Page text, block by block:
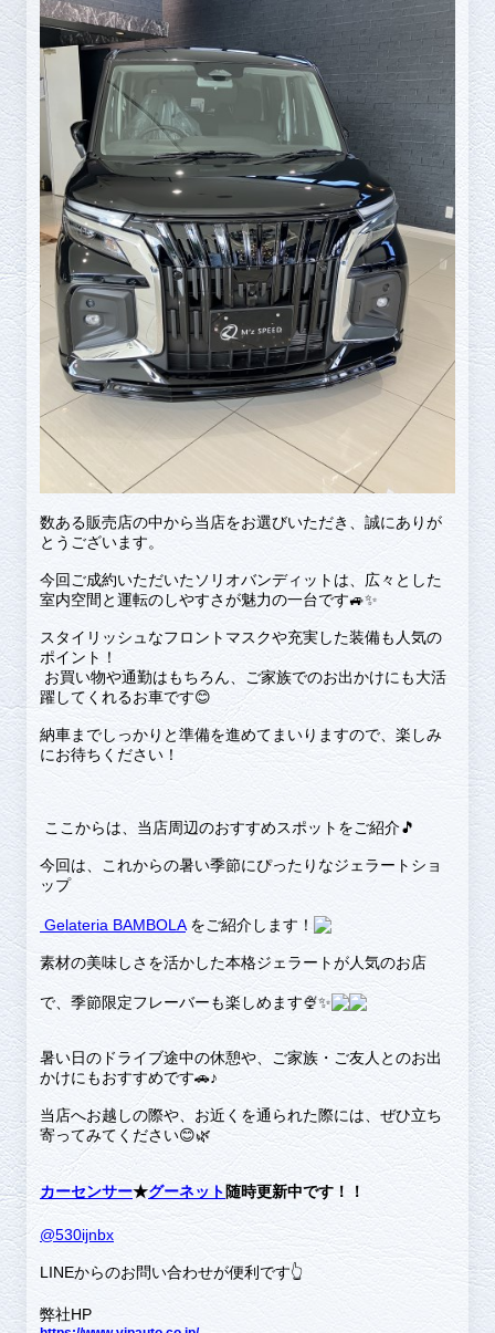
数ある販売店の中から当店をお選びいただき、誠にありが
とうございます。
今回ご成約いただいたソリオバンディットは、広々とした
室内空間と運転のしやすさが魅力の一台です🚙✨
スタイリッシュなフロントマスクや充実した装備も人気の
ポイント！
お買い物や通勤はもちろん、ご家族でのお出かけにも大活
躍してくれるお車です😊
納車までしっかりと準備を進めてまいりますので、楽しみ
にお待ちください！
ここからは、当店周辺のおすすめスポットをご紹介🎵
今回は、これからの暑い季節にぴったりなジェラートショ
ップ
Gelateria BAMBOLAをご紹介します！
素材の美味しさを活かした本格ジェラートが人気のお店
で、季節限定フレーバーも楽しめます🍨✨
暑い日のドライブ途中の休憩や、ご家族・ご友人とのお出
かけにもおすすめです🚗♪
当店へお越しの際や、お近くを通られた際には、ぜひ立ち
寄ってみてください😊🌿
カーセンサー★グーネット 随時更新中です！！
@530ijnbx
LINEからのお問い合わせが便利です👆
弊社HP